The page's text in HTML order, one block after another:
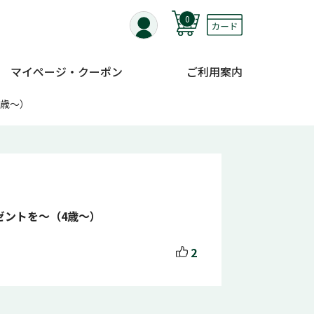
0
マイページ・クーポン ご利用案内
～）
トを～（4歳～）
2